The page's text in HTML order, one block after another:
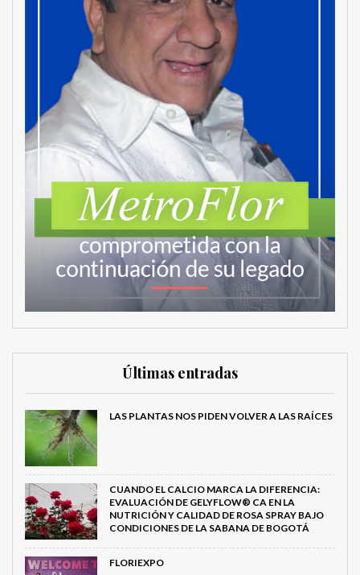
Últimas entradas
LAS PLANTAS NOS PIDEN VOLVER A LAS RAÍCES
CUANDO EL CALCIO MARCA LA DIFERENCIA:
EVALUACIÓN DE GELYFLOW® CA EN LA
NUTRICIÓN Y CALIDAD DE ROSA SPRAY BAJO
CONDICIONES DE LA SABANA DE BOGOTÁ
FLORIEXPO